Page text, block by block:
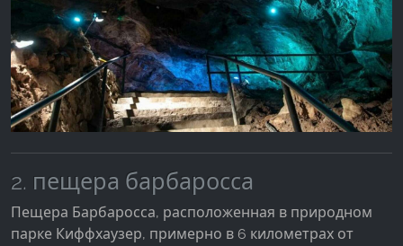
2. пещера барбаросса
Пещера Барбаросса, расположенная в природном
парке Киффхаузер, примерно в 6 километрах от